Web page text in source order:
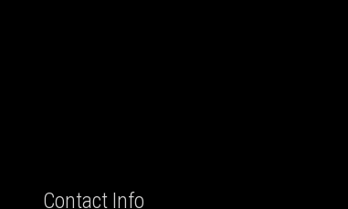
Contact Info